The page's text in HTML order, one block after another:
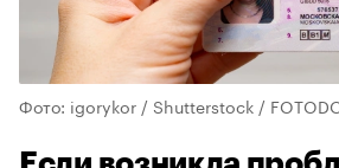
Фото: igorykor / Shutterstock /